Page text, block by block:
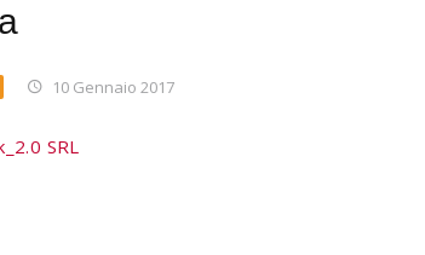
10 Gennaio 2017
SRL